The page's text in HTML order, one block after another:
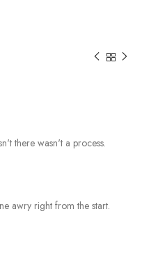
there wasn't a process.
awry right from the start.